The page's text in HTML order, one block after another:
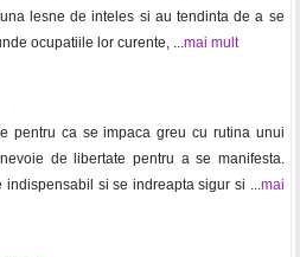
lesne de inteles si au tendinta de a se
ocupatiile lor curente, ...mai mult
pentru ca se impaca greu cu rutina unui
de libertate pentru a se manifesta.
si se indreapta sigur si ...mai